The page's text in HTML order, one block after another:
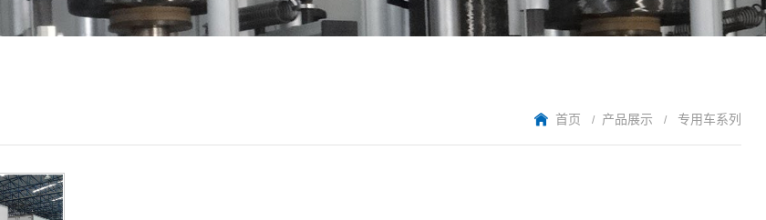
首页 产品展示 专用车系列